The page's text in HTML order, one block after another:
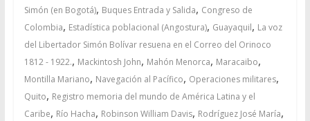
Simón (en Bogotá), Buques Entrada y Salida, Congreso de
Colombia, Estadística poblacional (Angostura), Guayaquil, La voz
del Libertador Simón Bolívar resuena en el Correo del Orinoco
1812 - 1922., Mackintosh John, Mahón Menorca, Maracaibo,
Montilla Mariano, Navegación al Pacífico, Operaciones militares,
Quito, Registro memoria del mundo de América Latina y el
Caribe, Río Hacha, Robinson William Davis, Rodríguez José María,